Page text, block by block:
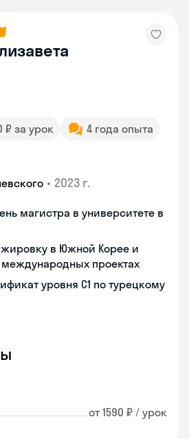
₽ за урок
4 года опыта
• 2023 г.
магистра в университете в
в Южной Корее и
международных проектах
уровня C1 по турецкому
от 1590 ₽ / урок